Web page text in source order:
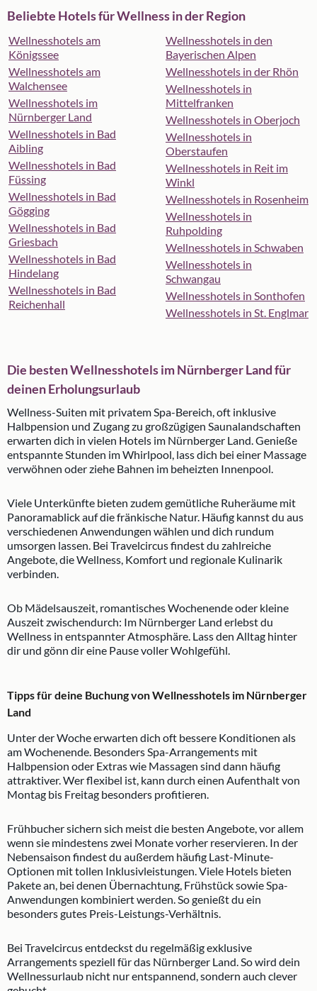
Beliebte Hotels für Wellness in der Region
Wellnesshotels am
Königssee
Wellnesshotels am
Walchensee
Wellnesshotels im
Nürnberger Land
Wellnesshotels in Bad
Aibling
Wellnesshotels in Bad
Füssing
Wellnesshotels in Bad
Gögging
Wellnesshotels in Bad
Griesbach
Wellnesshotels in Bad
Hindelang
Wellnesshotels in Bad
Reichenhall
Wellnesshotels in den
Bayerischen Alpen
Wellnesshotels in der Rhön
Wellnesshotels in
Mittelfranken
Wellnesshotels in Oberjoch
Wellnesshotels in
Oberstaufen
Wellnesshotels in Reit im
Winkl
Wellnesshotels in Rosenheim
Wellnesshotels in
Ruhpolding
Wellnesshotels in Schwaben
Wellnesshotels in
Schwangau
Wellnesshotels in Sonthofen
Wellnesshotels in St. Englmar
Die besten Wellnesshotels im Nürnberger Land für
deinen Erholungsurlaub
Wellness-Suiten mit privatem Spa-Bereich, oft inklusive
Halbpension und Zugang zu großzügigen Saunalandschaften
erwarten dich in vielen Hotels im Nürnberger Land. Genieße
entspannte Stunden im Whirlpool, lass dich bei einer Massage
verwöhnen oder ziehe Bahnen im beheizten Innenpool.
Viele Unterkünfte bieten zudem gemütliche Ruheräume mit
Panoramablick auf die fränkische Natur. Häufig kannst du aus
verschiedenen Anwendungen wählen und dich rundum
umsorgen lassen. Bei Travelcircus findest du zahlreiche
Angebote, die Wellness, Komfort und regionale Kulinarik
verbinden.
Ob Mädelsauszeit, romantisches Wochenende oder kleine
Auszeit zwischendurch: Im Nürnberger Land erlebst du
Wellness in entspannter Atmosphäre. Lass den Alltag hinter
dir und gönn dir eine Pause voller Wohlgefühl.
Tipps für deine Buchung von Wellnesshotels im Nürnberger
Land
Unter der Woche erwarten dich oft bessere Konditionen als
am Wochenende. Besonders Spa-Arrangements mit
Halbpension oder Extras wie Massagen sind dann häufig
attraktiver. Wer flexibel ist, kann durch einen Aufenthalt von
Montag bis Freitag besonders profitieren.
Frühbucher sichern sich meist die besten Angebote, vor allem
wenn sie mindestens zwei Monate vorher reservieren. In der
Nebensaison findest du außerdem häufig Last-Minute-
Optionen mit tollen Inklusivleistungen. Viele Hotels bieten
Pakete an, bei denen Übernachtung, Frühstück sowie Spa-
Anwendungen kombiniert werden. So genießt du ein
besonders gutes Preis-Leistungs-Verhältnis.
Bei Travelcircus entdeckst du regelmäßig exklusive
Arrangements speziell für das Nürnberger Land. So wird dein
Wellnessurlaub nicht nur entspannend, sondern auch clever